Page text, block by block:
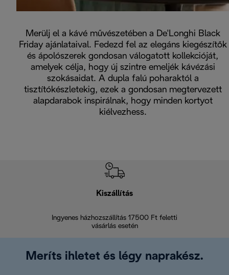
Merülj el a kávé művészetében a De'Longhi Black
Friday ajánlataival. Fedezd fel az elegáns kiegészítők
és ápolószerek gondosan válogatott kollekcióját,
amelyek célja, hogy új szintre emeljék kávézási
szokásaidat. A dupla falú poharaktól a
tisztítókészletekig, ezek a gondosan megtervezett
alapdarabok inspirálnak, hogy minden kortyot
kiélvezhess.
Kiszállítás
Ingyenes házhozszállítás 17500 Ft feletti
vásárlás esetén
Meríts ihletet és légy naprakész.